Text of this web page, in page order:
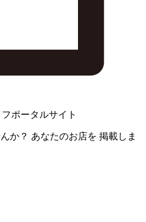
ポータルサイト
か？ あなたのお店を 掲載しま